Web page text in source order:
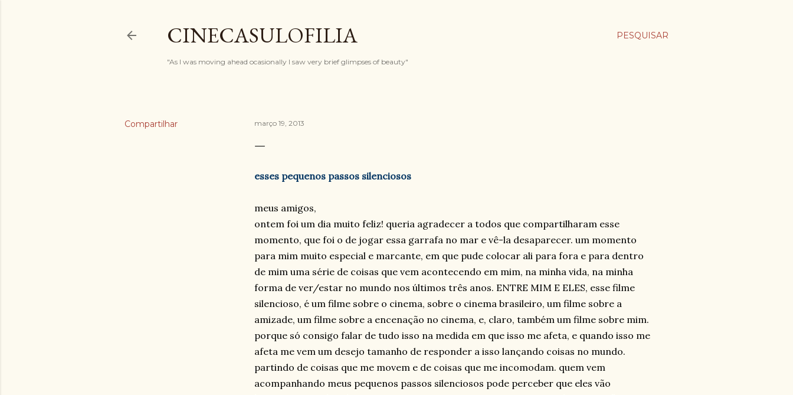
PESQUISAR
CINECASULOFILIA
"As I was moving ahead ocasionally I saw very brief glimpses of beauty"
Compartilhar março 19, 2013
esses pequenos passos silenciosos
meus amigos,
ontem foi um dia muito feliz! queria agradecer a todos que compartilharam esse
momento, que foi o de jogar essa garrafa no mar e vê-la desaparecer. um momento
para mim muito especial e marcante, em que pude colocar ali para fora e para dentro
de mim uma série de coisas que vem acontecendo em mim, na minha vida, na minha
forma de ver/estar no mundo nos últimos três anos. ENTRE MIM E ELES, esse filme
silencioso, é um filme sobre o cinema, sobre o cinema brasileiro, um filme sobre a
amizade, um filme sobre a encenação no cinema, e, claro, também um filme sobre mim.
porque só consigo falar de tudo isso na medida em que isso me afeta, e quando isso me
afeta me vem um desejo tamanho de responder a isso lançando coisas no mundo.
partindo de coisas que me movem e de coisas que me incomodam. quem vem
acompanhando meus pequenos passos silenciosos pode perceber que eles vão